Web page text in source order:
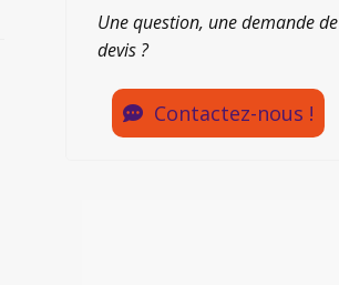
Une question, une demande de
devis ?
Contactez-nous !